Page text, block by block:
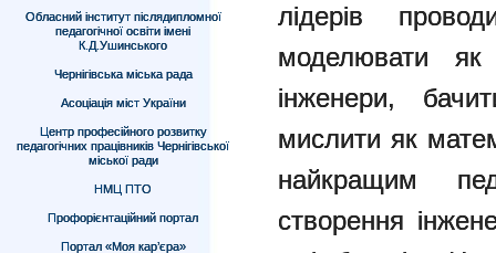
Обласний інститут післядипломної
педагогічної освіти імені
К.Д.Ушинського
Чернігівська міська рада
Асоціація міст України
Центр професійного розвитку
педагогічних працівників Чернігівської
міської ради
НМЦ ПТО
Профорієнтаційний портал
Портал «Моя кар’єра»
лідерів
моделювати як
інженери,
мислити як
найкращим
створення